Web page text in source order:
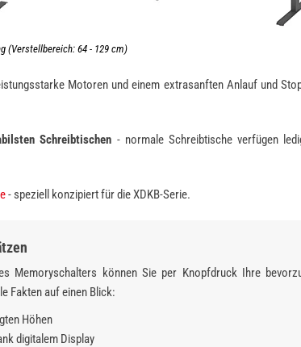
(Verstellbereich: 64 - 129 cm)
Motoren und einem extrasanften Anlauf und
Schreibtischen - normale Schreibtische verfügen
- speziell konzipiert für die XDKB-Serie.
Memoryschalters können Sie per Knopfdruck Ihre
Fakten auf einen Blick:
Höhen
digitalem Display